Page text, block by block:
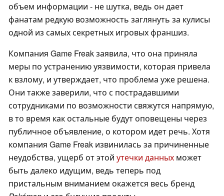
объем информации - не шутка, ведь он дает
фанатам редкую возможность заглянуть за кулисы
одной из самых секретных игровых франшиз.
Компания Game Freak заявила, что она приняла
меры по устранению уязвимости, которая привела
к взлому, и утверждает, что проблема уже решена.
Они также заверили, что с пострадавшими
сотрудниками по возможности свяжутся напрямую,
в то время как остальные будут оповещены через
публичное объявление, о котором идет речь. Хотя
компания Game Freak извинилась за причиненные
неудобства, ущерб от этой утечки данных может
быть далеко идущим, ведь теперь под
пристальным вниманием окажется весь бренд